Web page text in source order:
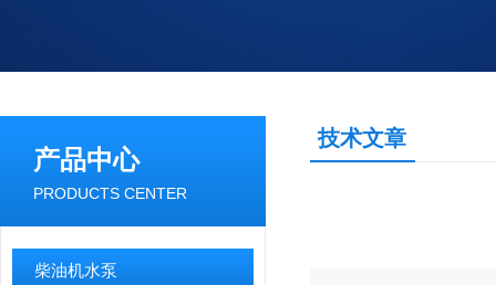
产品中心
PRODUCTS CENTER
柴油机水泵
技术文章